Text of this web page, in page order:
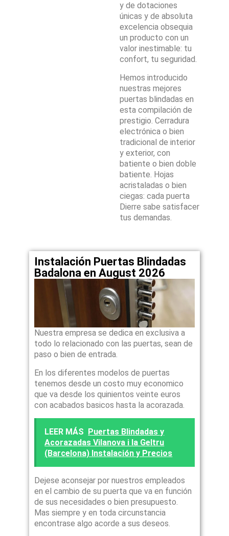
y de dotaciones
únicas y de absoluta
excelencia obsequia
un producto con un
valor inestimable: tu
confort, tu seguridad.
Hemos introducido
nuestras mejores
puertas blindadas en
esta compilación de
prestigio. Cerradura
electrónica o bien
tradicional de interior
y exterior, con
batiente o bien doble
batiente. Hojas
acristaladas o bien
ciegas: cada puerta
Dierre sabe satisfacer
tus demandas.
Instalación Puertas Blindadas
Badalona en August 2026
Nuestra empresa se dedica en exclusiva a
todo lo relacionado con las puertas, sean de
paso o bien de entrada.
En los diferentes modelos de puertas
tenemos desde un costo muy economico
que va desde los quinientos veinte euros
con acabados basicos hasta la acorazada.
LEER MÁS Puertas Blindadas y
Acorazadas Vilanova i la Geltru
(Barcelona) Instalación y Precios
Dejese aconsejar por nuestros empleados
en el cambio de su puerta que va en función
de sus necesidades o bien presupuesto.
Mas siempre y en toda circunstancia
encontrase algo acorde a sus deseos.